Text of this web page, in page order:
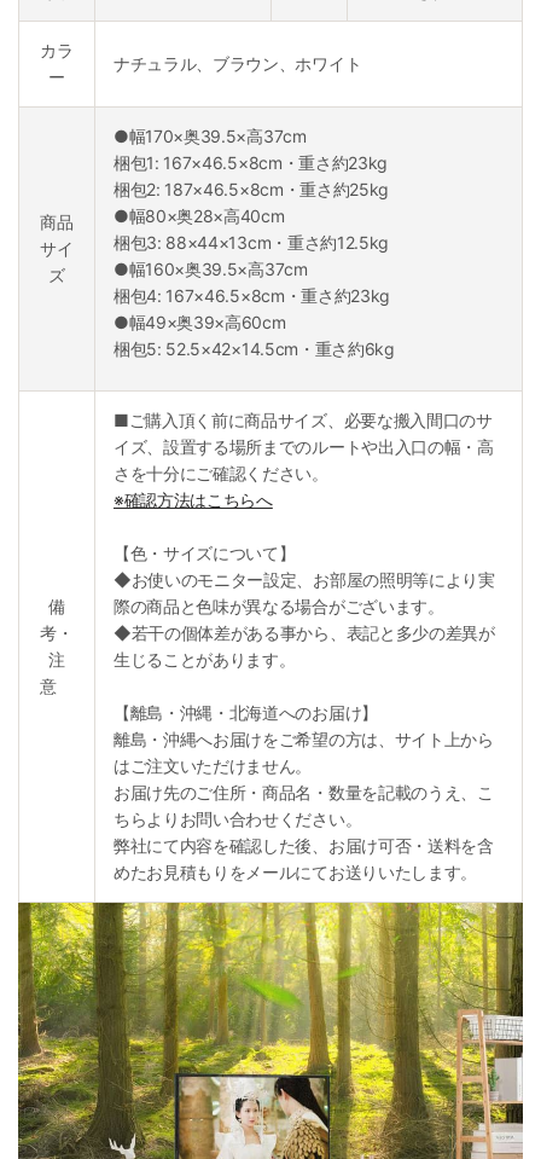
カラ
ー
ナチュラル、ブラウン、ホワイト
商品
サイ
ズ
●幅170×奥39.5×高37cm
梱包1: 167×46.5×8cm・重さ約23kg
梱包2: 187×46.5×8cm・重さ約25kg
●幅80×奥28×高40cm
梱包3: 88×44×13cm・重さ約12.5kg
●幅160×奥39.5×高37cm
梱包4: 167×46.5×8cm・重さ約23kg
●幅49×奥39×高60cm
梱包5: 52.5×42×14.5cm・重さ約6kg
備
考・
注
意
■ご購入頂く前に商品サイズ、必要な搬入間口のサ
イズ、設置する場所までのルートや出入口の幅・高
さを十分にご確認ください。
※確認方法はこちらへ
【色・サイズについて】
◆お使いのモニター設定、お部屋の照明等により実
際の商品と色味が異なる場合がございます。
◆若干の個体差がある事から、表記と多少の差異が
生じることがあります。
【離島・沖縄・北海道へのお届け】
離島・沖縄へお届けをご希望の方は、サイト上から
はご注文いただけません。
お届け先のご住所・商品名・数量を記載のうえ、こ
ちらよりお問い合わせください。
弊社にて内容を確認した後、お届け可否・送料を含
めたお見積もりをメールにてお送りいたします。